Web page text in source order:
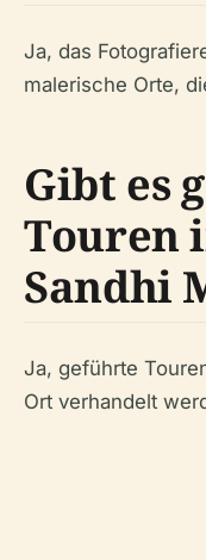
Ja, das
malerische Orte,
Gibt es
Touren
Sandhi
Ja, geführte
Ort verhandelt